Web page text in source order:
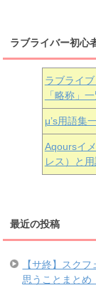
ラブライバー初心
ラブライ
「略称」
μ’s用語集
Aqoursイ
レス）と
最近の投稿
【サ終】スク
思うことまとめ